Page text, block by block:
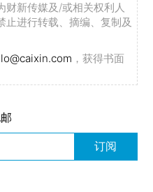
财新传媒及/或相关权利人
止进行转载、摘编、复制及
，获得书面
订阅